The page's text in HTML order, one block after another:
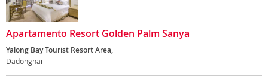
Apartamento Resort Golden Palm Sanya
Yalong Bay Tourist Resort Area,
Dadonghai